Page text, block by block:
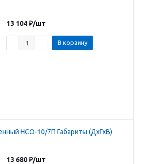
13 104₽/шт
В корзину
HCO-10/7П Габариты (ДхГхВ)
13 680₽/шт